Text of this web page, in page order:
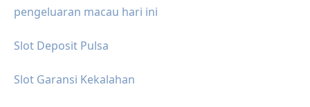
pengeluaran macau hari ini
Slot Deposit Pulsa
Slot Garansi Kekalahan